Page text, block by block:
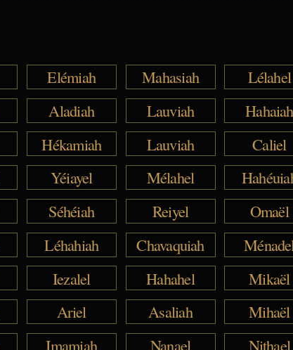
Elémiah Mahasiah
Lélahel
Aladiah Lauviah
Hahaiah
Hékamiah Lauviah
Caliel
Yéiayel Mélahel
Séhéiah Reiyel
Omaël
Léhahiah Chavaquiah
Ménadel
Iezalel Hahahel
Mikaël
Ariel Asaliah
Mihaël
Imamiah Nanael
Nithael